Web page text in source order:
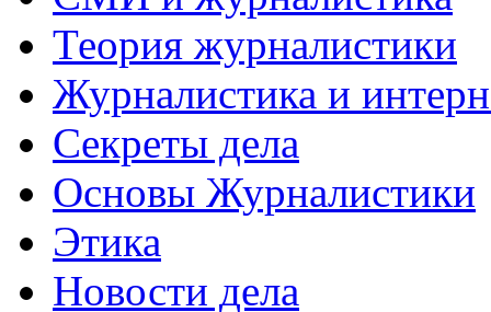
Теория журналистики
Журналистика и
Секреты дела
Основы Журналистики
Этика
Новости дела